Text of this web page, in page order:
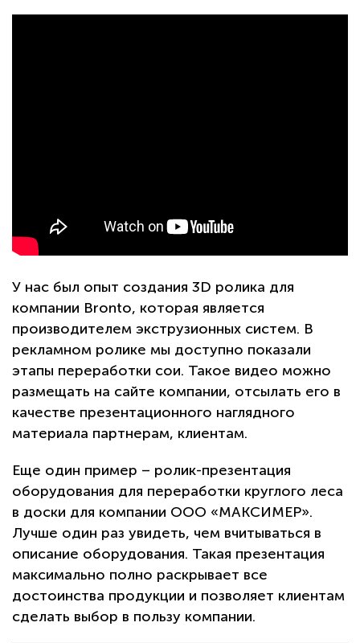
У нас был опыт создания 3D ролика для
компании Bronto, которая является
производителем экструзионных систем. В
рекламном ролике мы доступно показали
этапы переработки сои. Такое видео можно
размещать на сайте компании, отсылать его в
качестве презентационного наглядного
материала партнерам, клиентам.
Еще один пример – ролик-презентация
оборудования для переработки круглого леса
в доски для компании ООО «МАКСИМЕР».
Лучше один раз увидеть, чем вчитываться в
описание оборудования. Такая презентация
максимально полно раскрывает все
достоинства продукции и позволяет клиентам
сделать выбор в пользу компании.